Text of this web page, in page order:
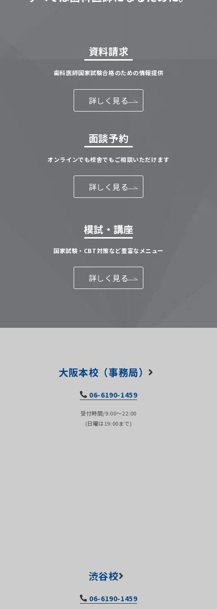
資料請求
歯科医師国家試験合格のための情報提供
詳しく見る
面談予約
オンラインでも校舎でもご相談いただけます
詳しく見る
模試・講座
国家試験・CBT対策など豊富なメニュー
詳しく見る
大阪本校（事務局）
06-6190-1459
受付時間/9:00～22:00
(日曜は19:00まで)
渋谷校
06-6190-1459